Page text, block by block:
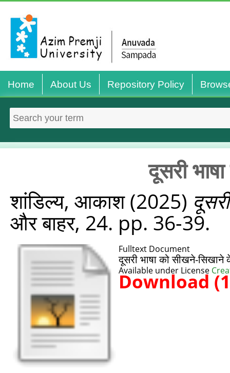
Home About Us Repository Policy
दूसरी
शांडिल्य, आकाश(2025)
और बाहर, 24. pp. 36-39.
Fulltext Document
दूसरी भाषा को सीखने-
Available under License
Download